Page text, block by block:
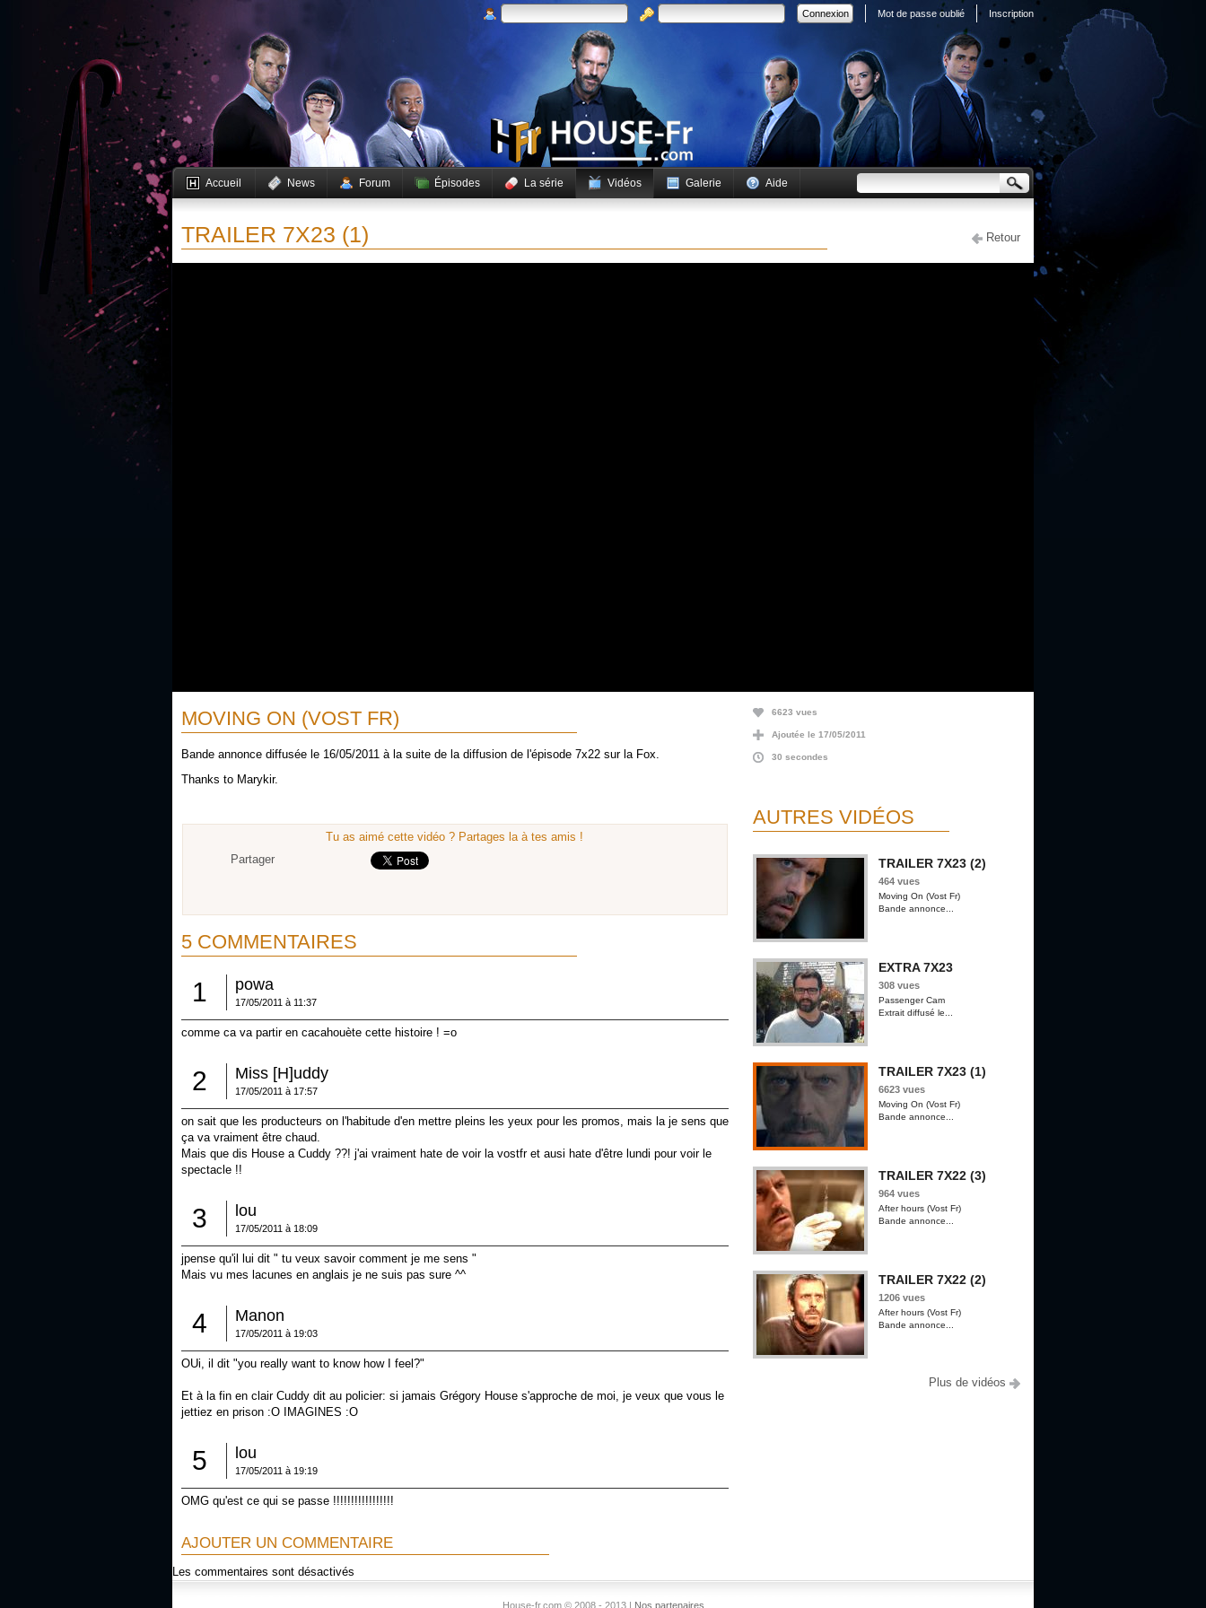
Inscription
Mot de passe oublié
Accueil News Forum Épisodes La série Vidéos Galerie Aide
Retour
TRAILER 7X23 (1)
MOVING ON (VOST FR)
Bande annonce diffusée le 16/05/2011 à la suite de la diffusion de l'épisode 7x22 sur la Fox.
Thanks to Marykir.
Tu as aimé cette vidéo ? Partages la à tes amis !
Partager
5 COMMENTAIRES
1 powa
17/05/2011 à 11:37
comme ca va partir en cacahouète cette histoire ! =o
2 Miss [H]uddy
17/05/2011 à 17:57
on sait que les producteurs on l'habitude d'en mettre pleins les yeux pour les promos, mais la je sens que
ça va vraiment être chaud.
Mais que dis House a Cuddy ??! j'ai vraiment hate de voir la vostfr et ausi hate d'être lundi pour voir le
spectacle !!
3 lou
17/05/2011 à 18:09
jpense qu'il lui dit " tu veux savoir comment je me sens "
Mais vu mes lacunes en anglais je ne suis pas sure ^^
4 Manon
17/05/2011 à 19:03
OUi, il dit "you really want to know how I feel?"
Et à la fin en clair Cuddy dit au policier: si jamais Grégory House s'approche de moi, je veux que vous le
jettiez en prison :O IMAGINES :O
5 lou
17/05/2011 à 19:19
OMG qu'est ce qui se passe !!!!!!!!!!!!!!!!!
AJOUTER UN COMMENTAIRE
Les commentaires sont désactivés
6623 vues
Ajoutée le 17/05/2011
30 secondes
AUTRES VIDÉOS
TRAILER 7X23 (2)
464 vues
Moving On (Vost Fr)
Bande annonce...
EXTRA 7X23
308 vues
Passenger Cam
Extrait diffusé le...
TRAILER 7X23 (1)
6623 vues
Moving On (Vost Fr)
Bande annonce...
TRAILER 7X22 (3)
964 vues
After hours (Vost Fr)
Bande annonce...
TRAILER 7X22 (2)
1206 vues
After hours (Vost Fr)
Bande annonce...
Plus de vidéos
House-fr.com © 2008 - 2013 | Nos partenaires